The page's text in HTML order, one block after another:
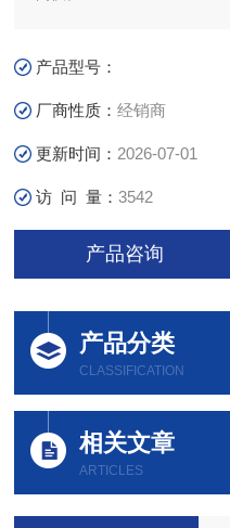
产品型号：
厂商性质：经销商
更新时间： 2026-07-01
访 问 量：3542
产品咨询
产品分类
CLASSIFICATION
相关文章
ARTICLES